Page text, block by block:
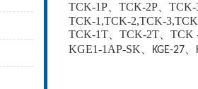
TCK-1P、TCK-2P、TCK-
TCK-1,TCK-2,TCK-
TCK-1T、TCK-2T、TCK
KGE1-1AP-SK、
KGE-27